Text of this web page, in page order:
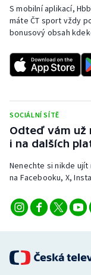
Ostatní
S mobilní aplikací,
máte ČT sport vždy
bonusový obsah
SOCIÁLNÍ SÍTĚ
Odteď vám už
i na dalších
Nenechte si nikde
na Facebooku, X,